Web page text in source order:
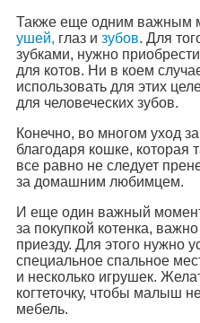
Также еще одним важным
ушей, глаз и зубов. Для
зубками, нужно
для котов. Ни в коем
использовать для этих
для человеческих зубов.
Конечно, во многом уход
благодаря кошке, которая
все равно не следует
за домашним любимцем.
И еще один важный
за покупкой котенка,
приезду. Для этого нужно
специальное спальное
и несколько игрушек.
когтеточку, чтобы малыш
мебель.